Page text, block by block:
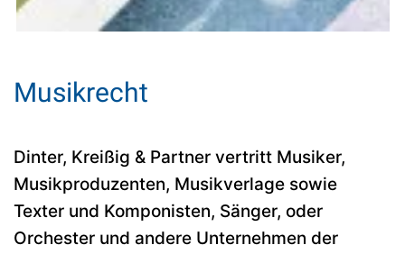
Musikrecht
Dinter, Kreißig & Partner vertritt Musiker,
Musikproduzenten, Musikverlage sowie
Texter und Komponisten, Sänger, oder
Orchester und andere Unternehmen der